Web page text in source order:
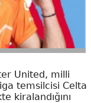
United, milli
temsilcisi Celta
kiralandığını